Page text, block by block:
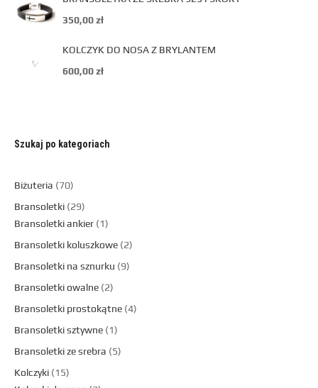
350,00zł
KOLCZYK DO NOSA Z BRYLANTEM
600,00zł
Szukaj po kategoriach
Biżuteria
70
Bransoletki 29
Bransoletki ankier 1
Bransoletki koluszkowe 2
Bransoletki na sznurku
9
Bransoletki owalne 2
Bransoletki prostokątne 4
Bransoletki sztywne 1
Bransoletki ze srebra
5
Kolczyki 15